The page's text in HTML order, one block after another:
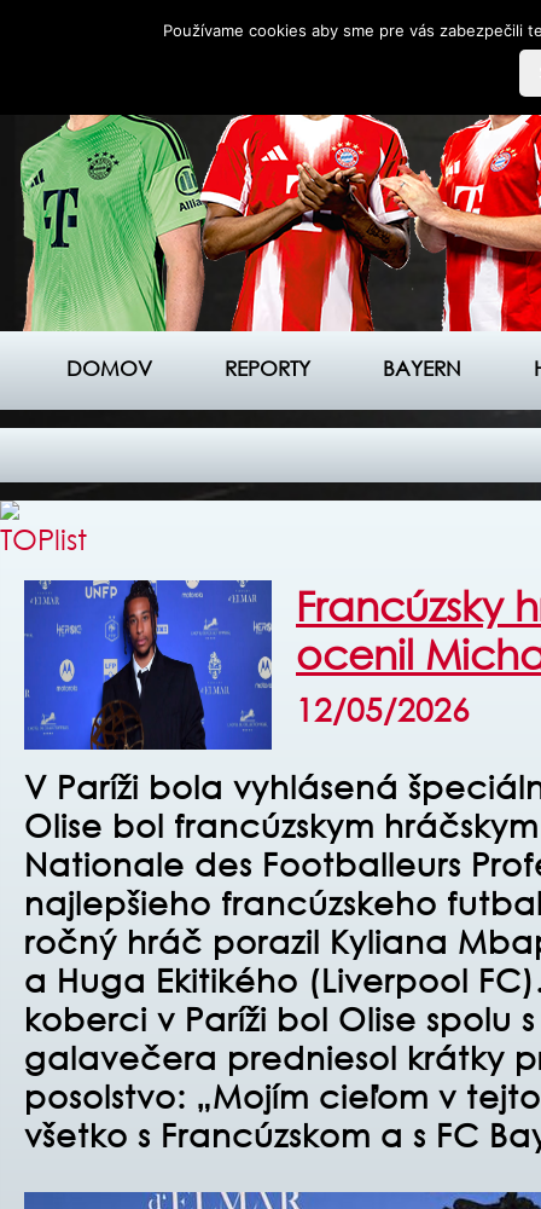
DOMOV REPORTY BAYERN
Francúzsky
ocenil
12/05/2026
V Paríži bola vyhlásená
Olise bol francúzskym
Nationale des Footballeurs
najlepšieho francúzskeho
ročný hráč porazil Kyliana
a Huga Ekitikého (Liverpool
koberci v Paríži bol Olise spolu
galavečera predniesol krátky
posolstvo: „Mojím cieľom v
všetko s Francúzskom a s FC
Používame cookies aby sme pre vás zabezpečili